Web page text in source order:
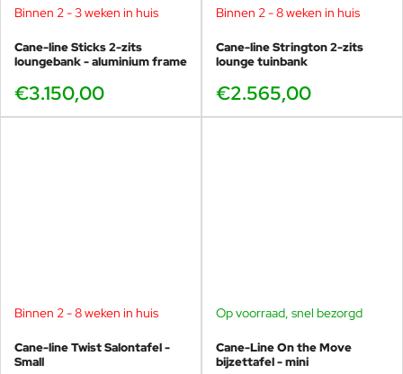
Binnen 2 - 3 weken in huis
Cane-line Sticks 2-zits
loungebank - aluminium frame
€3.150,00
Binnen 2 - 8 weken in huis
Cane-line Strington 2-zits
lounge tuinbank
€2.565,00
Binnen 2 - 8 weken in huis
Cane-line Twist Salontafel -
Small
Op voorraad, snel bezorgd
Cane-Line On the Move
bijzettafel - mini